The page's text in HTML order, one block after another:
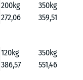
200kg
350kg
272,06 359,51
120kg
350kg
386,57 551,46